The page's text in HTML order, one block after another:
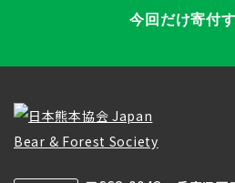
今回だけ寄付